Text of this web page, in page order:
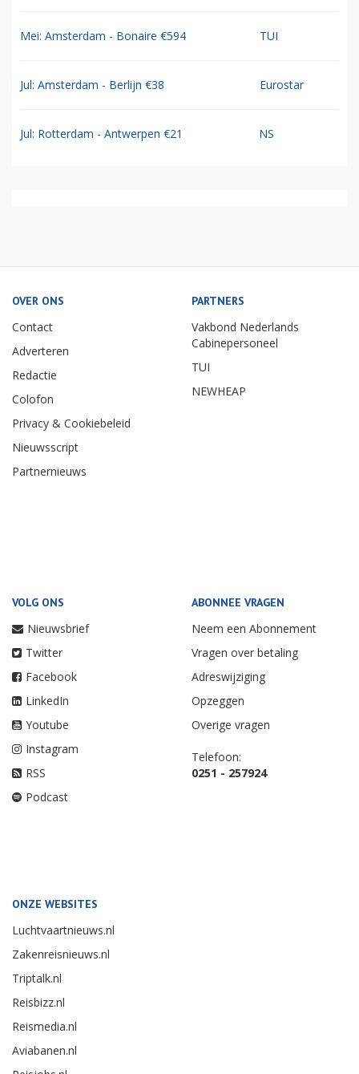
Mei: Amsterdam - Bonaire €594 TUI
Jul: Amsterdam - Berlijn €38 Eurostar
Jul: Rotterdam - Antwerpen €21 NS
OVER ONS
Contact
Adverteren
Redactie
Colofon
Privacy & Cookiebeleid
Nieuwsscript
Partnernieuws
PARTNERS
Vakbond Nederlands
Cabinepersoneel
TUI
NEWHEAP
VOLG ONS
Nieuwsbrief
Twitter
Facebook
LinkedIn
Youtube
Instagram
RSS
Podcast
ABONNEE VRAGEN
Neem een Abonnement
Vragen over betaling
Adreswijziging
Opzeggen
Overige vragen
Telefoon:
0251 - 257924
ONZE WEBSITES
Luchtvaartnieuws.nl
Zakenreisnieuws.nl
Triptalk.nl
Reisbizz.nl
Reismedia.nl
Aviabanen.nl